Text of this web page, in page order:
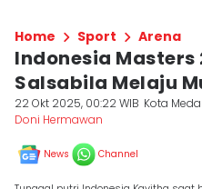
Home Sport Arena
Indonesia
Salsabila Melaju
22 Okt 2025, 00:22 WIB Kota
Doni Hermawan
News Channel